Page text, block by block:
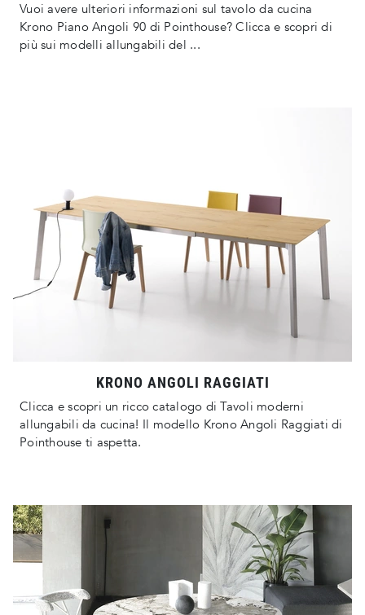
Vuoi avere ulteriori informazioni sul tavolo da cucina
Krono Piano Angoli 90 di Pointhouse? Clicca e scopri di
più sui modelli allungabili del ...
KRONO ANGOLI RAGGIATI
Clicca e scopri un ricco catalogo di Tavoli moderni
allungabili da cucina! Il modello Krono Angoli Raggiati di
Pointhouse ti aspetta.